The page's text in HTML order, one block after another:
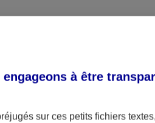
engageons à être
sur ces petits fichiers